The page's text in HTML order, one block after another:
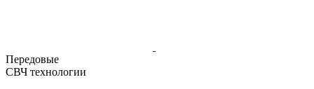
Передовые
СВЧ технологии